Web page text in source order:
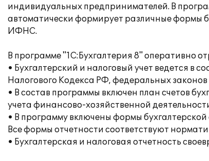
индивидуальных предпринимателей. В
автоматически формирует различные формы
ИФНС.
В программе "1С:Бухгалтерия 8" оперативно
• Бухгалтерский и налоговый учет ведется
Налогового Кодекса РФ, федеральных
• В состав программы включен план счетов
учета финансово-хозяйственной
• В программу включены формы
Все формы отчетности соответствуют
• Бухгалтерская и налоговая отчетность